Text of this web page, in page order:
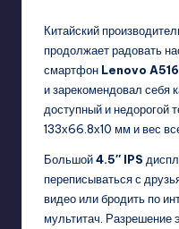
Китайский
продолжает радовать
смартфон Lenovo A516
и зарекомендовал себя
доступный и недорогой
133х66.8х10 мм и вес
Большой4.5″ IPS
переписываться с
видео или бродить по
мультитач. Разрешение